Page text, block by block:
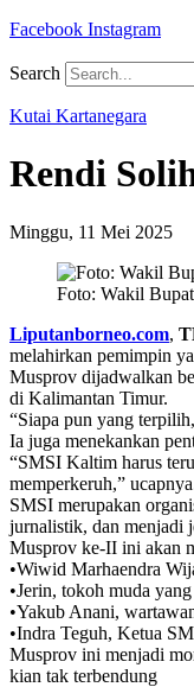
Facebook Instagram
Search
Kutai Kartanegara
Rendi
Minggu, 11 Mei 2025
Foto: Wakil
Liputanborneo.com,
melahirkan pemimpin
Musprov dijadwalkan
di Kalimantan Timur.
“Siapa pun yang
Ia juga menekankan
“SMSI Kaltim harus
memperkeruh,”
SMSI merupakan
jurnalistik, dan menjadi
Musprov ke-II ini akan
•Wiwid Marhaendra
•Jerin, tokoh muda
•Yakub Anani,
•Indra Teguh, Ketua
Musprov ini menjadi
kian tak terbendung